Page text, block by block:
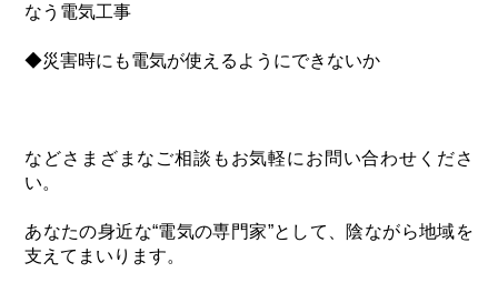
なう電気工事
◆災害時にも電気が使えるようにできないか
などさまざまなご相談もお気軽にお問い合わせくださ
い。
あなたの身近な“電気の専門家”として、陰ながら地域を
支えてまいります。